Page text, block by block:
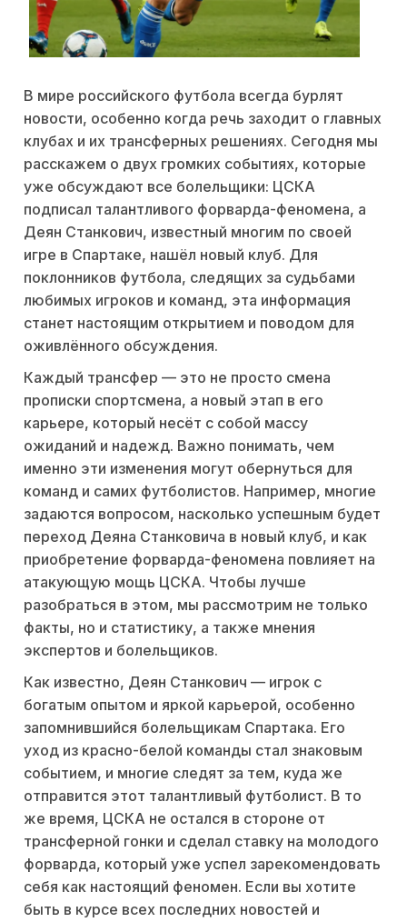
В мире российского футбола всегда бурлят
новости, особенно когда речь заходит о главных
клубах и их трансферных решениях. Сегодня мы
расскажем о двух громких событиях, которые
уже обсуждают все болельщики: ЦСКА
подписал талантливого форварда-феномена, а
Деян Станкович, известный многим по своей
игре в Спартаке, нашёл новый клуб. Для
поклонников футбола, следящих за судьбами
любимых игроков и команд, эта информация
станет настоящим открытием и поводом для
оживлённого обсуждения.
Каждый трансфер — это не просто смена
прописки спортсмена, а новый этап в его
карьере, который несёт с собой массу
ожиданий и надежд. Важно понимать, чем
именно эти изменения могут обернуться для
команд и самих футболистов. Например, многие
задаются вопросом, насколько успешным будет
переход Деяна Станковича в новый клуб, и как
приобретение форварда-феномена повлияет на
атакующую мощь ЦСКА. Чтобы лучше
разобраться в этом, мы рассмотрим не только
факты, но и статистику, а также мнения
экспертов и болельщиков.
Как известно, Деян Станкович — игрок с
богатым опытом и яркой карьерой, особенно
запомнившийся болельщикам Спартака. Его
уход из красно-белой команды стал знаковым
событием, и многие следят за тем, куда же
отправится этот талантливый футболист. В то
же время, ЦСКА не остался в стороне от
трансферной гонки и сделал ставку на молодого
форварда, который уже успел зарекомендовать
себя как настоящий феномен. Если вы хотите
быть в курсе всех последних новостей и